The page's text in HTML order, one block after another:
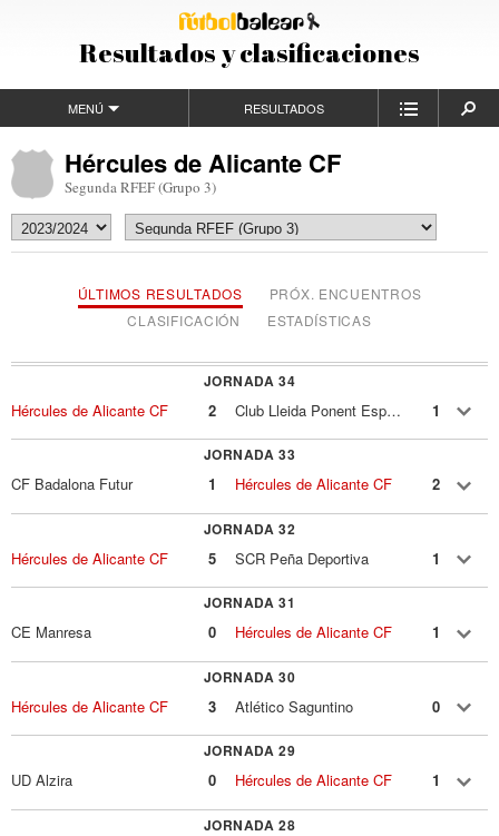
Resultados y clasificaciones
MENÚ RESULTADOS
Hércules de Alicante CF
Segunda RFEF (Grupo 3)
ÚLTIMOS RESULTADOS
PRÓX. ENCUENTROS
CLASIFICACIÓN
ESTADÍSTICAS
JORNADA 34
Hércules de Alicante CF 2 Club Lleida Ponent Esportiu 1
JORNADA 33
CF Badalona Futur 1 Hércules de Alicante CF 2
JORNADA 32
Hércules de Alicante CF 5 SCR Peña Deportiva 1
JORNADA 31
CE Manresa 0 Hércules de Alicante CF 1
JORNADA 30
Hércules de Alicante CF 3 Atlético Saguntino 0
JORNADA 29
UD Alzira 0 Hércules de Alicante CF 1
JORNADA 28